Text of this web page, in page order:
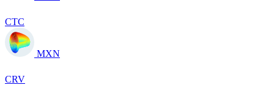
CTC
MXN
CRV